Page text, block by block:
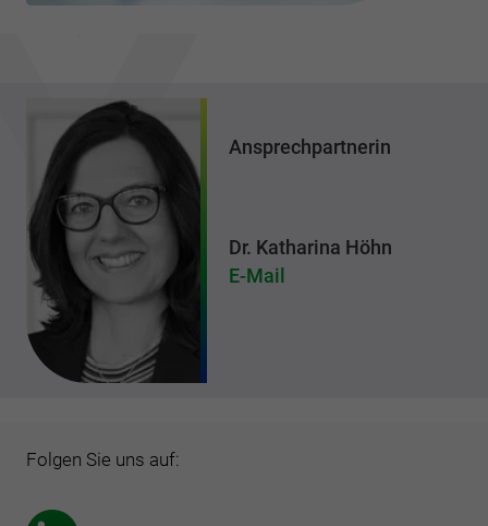
Ansprechpartnerin
Dr. Katharina Höhn
E-Mail
Folgen Sie uns auf: